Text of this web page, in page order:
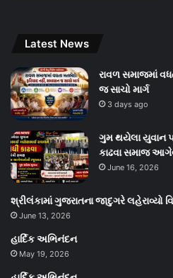
Latest News
રાવળ સમાજમાં
જ સાચો માર્ગ
3 days ago
ગુમ થયેલા યુવાન
કાઢવા સમાજ
June 16, 2026
શ્રીલંકામાં ગુજરાતના જાદુગરે લહેરાવ્યો
June 13, 2026
હાર્દિક અભિનંદન
May 19, 2026